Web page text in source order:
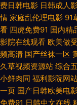
91精东黄色 91最新发
青草操比较换 免费18
91福利啪 91福利论坛
九久久国产精品 日韩视
费日韩电影 日韩成人
情 家庭乱伦理电影 91
看 四虎免费91 国内精
影院在线观看 欧美做
频高清 国产丝袜一区
久草视频资源站 综合
小鲜肉同 福利影院网
一页 国产日韩欧美电
免费91 日韩中文在线